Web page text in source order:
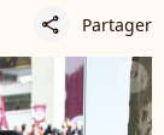
share Partager